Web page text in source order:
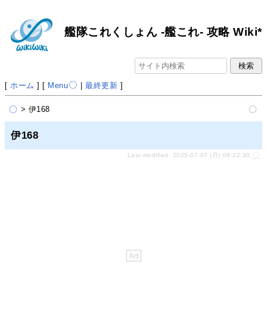
艦隊これくしょん -艦これ- 攻略 Wiki*
[ ホーム ] [ Menu |最終更新 ]
> 伊168
伊168
Last-modified: 2025-07-07 (月) 09:22:30